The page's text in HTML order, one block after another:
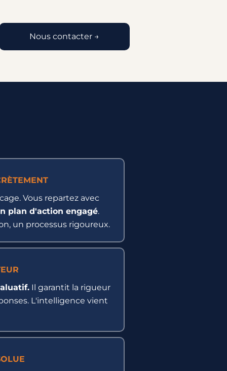
Nous contacter →
Vous repartez avec
plan d'action engagé.
un processus rigoureux.
Il garantit la rigueur
L'intelligence vient